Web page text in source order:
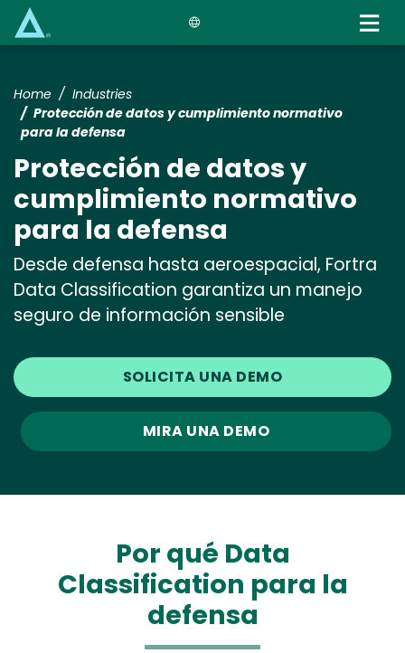
Home
Industries
Protección de datos y cumplimiento normativo
para la defensa
Protección de datos y
cumplimiento normativo
para la defensa
Desde defensa hasta aeroespacial, Fortra
Data Classification garantiza un manejo
seguro de información sensible
SOLICITA UNA DEMO
MIRA UNA DEMO
Por qué Data
Classification para la
defensa